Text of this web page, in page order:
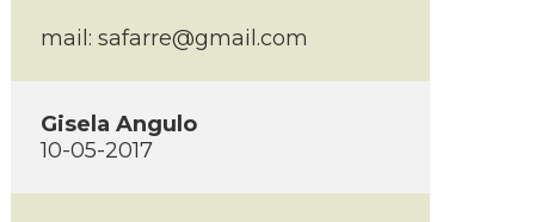
mail: safarre@gmail.com
Gisela Angulo
10-05-2017